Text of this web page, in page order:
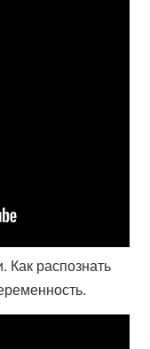
Как распознать